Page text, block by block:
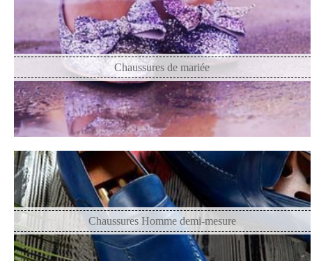
Chaussures de mariée
Chaussures Homme demi-mesure